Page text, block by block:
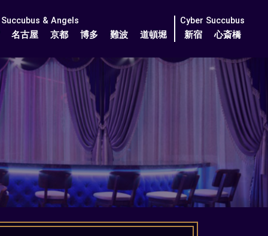
Succubus & Angels
名古屋 京都 博多 難波 道頓堀
Cyber Succubus
新宿 心斎橋